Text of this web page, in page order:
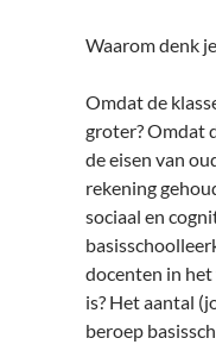
Waarom denk
Omdat de
groter? Omdat
de eisen van
rekening
sociaal en
docenten in
is? Het aantal
beroep